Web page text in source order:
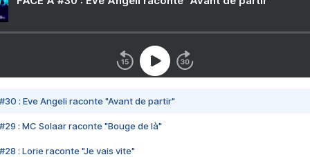
#30 : Eve Angeli raconte "Avant de partir"
#29 : MC Solaar raconte "Bouge de là"
#28 : Lorie raconte "Je vais vite"